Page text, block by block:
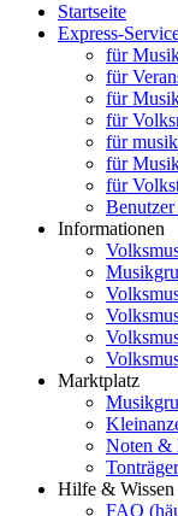
Startseite
Express-
für
für
für
für
für
für
für
Benutzer
Informationen
Marktplatz
Noten &
Hilfe & Wissen
FAQ